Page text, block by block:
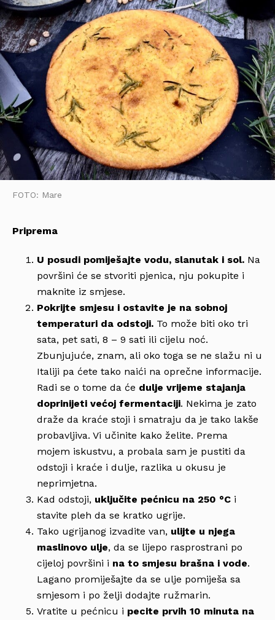
FOTO: Mare
Priprema
U posudi pomiješajte vodu, slanutak i sol. Na
površini će se stvoriti pjenica, nju pokupite i
maknite iz smjese.
Pokrijte smjesu i ostavite je na sobnoj
temperaturi da odstoji. To može biti oko tri
sata, pet sati, 8 – 9 sati ili cijelu noć.
Zbunjujuće, znam, ali oko toga se ne slažu ni u
Italiji pa ćete tako naići na oprečne informacije.
Radi se o tome da će dulje vrijeme stajanja
doprinijeti većoj fermentaciji. Nekima je zato
draže da kraće stoji i smatraju da je tako lakše
probavljiva. Vi učinite kako želite. Prema
mojem iskustvu, a probala sam je pustiti da
odstoji i kraće i dulje, razlika u okusu je
neprimjetna.
Kad odstoji, uključite pećnicu na 250 °C i
stavite pleh da se kratko ugrije.
Tako ugrijanog izvadite van, ulijte u njega
maslinovo ulje, da se lijepo rasprostrani po
cijeloj površini i na to smjesu brašna i vode.
Lagano promiješajte da se ulje pomiješa sa
smjesom i po želji dodajte ružmarin.
Vratite u pećnicu i pecite prvih 10 minuta na